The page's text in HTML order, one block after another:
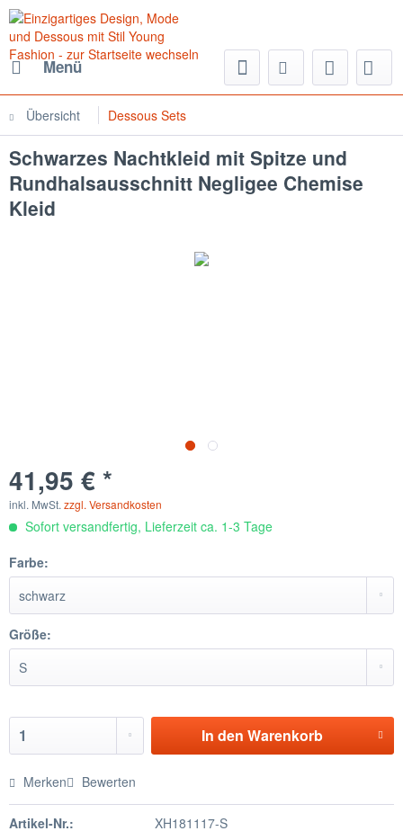
Menü
Übersicht Dessous Sets
Schwarzes Nachtkleid mit Spitze und
Rundhalsausschnitt Negligee Chemise
Kleid
41,95 € *
inkl. MwSt. zzgl. Versandkosten
Sofort versandfertig, Lieferzeit ca. 1-3 Tage
Farbe:
Größe:
In den Warenkorb
Merken Bewerten
Artikel-Nr.:
XH181117-S